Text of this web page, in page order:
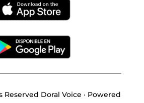
Reserved Doral Voice · Powered